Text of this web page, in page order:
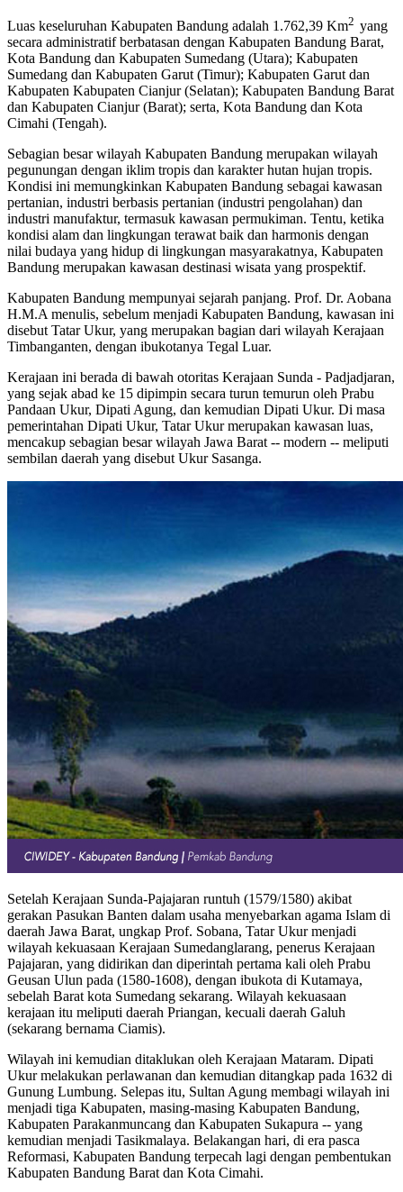
Luas keseluruhan Kabupaten Bandung adalah 1.762,39 Km2 yang
secara administratif berbatasan dengan Kabupaten Bandung Barat,
Kota Bandung dan Kabupaten Sumedang (Utara); Kabupaten
Sumedang dan Kabupaten Garut (Timur); Kabupaten Garut dan
Kabupaten Kabupaten Cianjur (Selatan); Kabupaten Bandung Barat
dan Kabupaten Cianjur (Barat); serta, Kota Bandung dan Kota
Cimahi (Tengah).
Sebagian besar wilayah Kabupaten Bandung merupakan wilayah
pegunungan dengan iklim tropis dan karakter hutan hujan tropis.
Kondisi ini memungkinkan Kabupaten Bandung sebagai kawasan
pertanian, industri berbasis pertanian (industri pengolahan) dan
industri manufaktur, termasuk kawasan permukiman. Tentu, ketika
kondisi alam dan lingkungan terawat baik dan harmonis dengan
nilai budaya yang hidup di lingkungan masyarakatnya, Kabupaten
Bandung merupakan kawasan destinasi wisata yang prospektif.
Kabupaten Bandung mempunyai sejarah panjang. Prof. Dr. Aobana
H.M.A menulis, sebelum menjadi Kabupaten Bandung, kawasan ini
disebut Tatar Ukur, yang merupakan bagian dari wilayah Kerajaan
Timbanganten, dengan ibukotanya Tegal Luar.
Kerajaan ini berada di bawah otoritas Kerajaan Sunda - Padjadjaran,
yang sejak abad ke 15 dipimpin secara turun temurun oleh Prabu
Pandaan Ukur, Dipati Agung, dan kemudian Dipati Ukur. Di masa
pemerintahan Dipati Ukur, Tatar Ukur merupakan kawasan luas,
mencakup sebagian besar wilayah Jawa Barat -- modern -- meliputi
sembilan daerah yang disebut Ukur Sasanga.
Setelah Kerajaan Sunda-Pajajaran runtuh (1579/1580) akibat
gerakan Pasukan Banten dalam usaha menyebarkan agama Islam di
daerah Jawa Barat, ungkap Prof. Sobana, Tatar Ukur menjadi
wilayah kekuasaan Kerajaan Sumedanglarang, penerus Kerajaan
Pajajaran, yang didirikan dan diperintah pertama kali oleh Prabu
Geusan Ulun pada (1580-1608), dengan ibukota di Kutamaya,
sebelah Barat kota Sumedang sekarang. Wilayah kekuasaan
kerajaan itu meliputi daerah Priangan, kecuali daerah Galuh
(sekarang bernama Ciamis).
Wilayah ini kemudian ditaklukan oleh Kerajaan Mataram. Dipati
Ukur melakukan perlawanan dan kemudian ditangkap pada 1632 di
Gunung Lumbung. Selepas itu, Sultan Agung membagi wilayah ini
menjadi tiga Kabupaten, masing-masing Kabupaten Bandung,
Kabupaten Parakanmuncang dan Kabupaten Sukapura -- yang
kemudian menjadi Tasikmalaya. Belakangan hari, di era pasca
Reformasi, Kabupaten Bandung terpecah lagi dengan pembentukan
Kabupaten Bandung Barat dan Kota Cimahi.